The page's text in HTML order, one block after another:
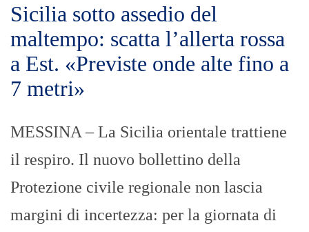
Sicilia sotto assedio del
maltempo: scatta l’allerta rossa
a Est. «Previste onde alte fino a
7 metri»
MESSINA – La Sicilia orientale trattiene
il respiro. Il nuovo bollettino della
Protezione civile regionale non lascia
margini di incertezza: per la giornata di